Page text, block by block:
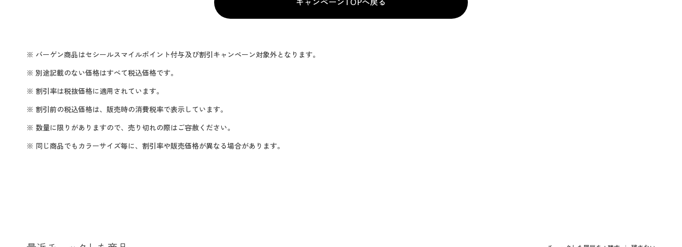
※ バーゲン商品はセシールスマイルポイント付与及び割引キャンペーン対象外となります。
※ 別途記載のない価格はすべて税込価格です。
※ 割引率は税抜価格に適用されています。
※ 割引前の税込価格は、販売時の消費税率で表示しています。
※ 数量に限りがありますので、売り切れの際はご容赦ください。
※ 同じ商品でもカラーサイズ毎に、割引率や販売価格が異なる場合があります。